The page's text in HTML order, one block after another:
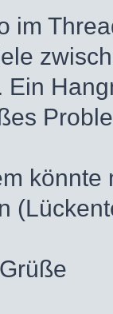
im
Ein
könnte